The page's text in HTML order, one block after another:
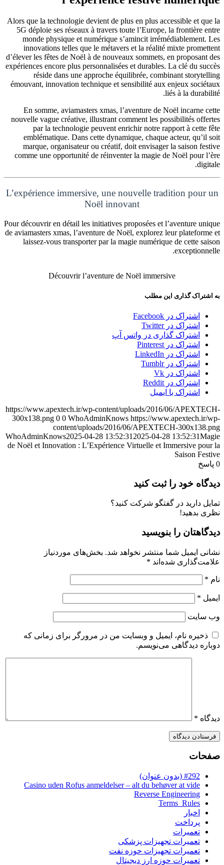
Alors que la technologie devient de plus en plus accessible et que la
5G déploie ses réseaux à travers toute l’Europe, la frontière entre
monde physique et numérique s’amincit irrémédiablement. Les
innovations telles que le métavers et la réalité mixte promettent
d’élever les fêtes de Noël à de nouveaux sommets, en proposant des
expériences encore plus personnalisées et durables. La clé du succès
réside dans une approche équilibrée, combinant storytelling
émouvant, innovation technique et sensibilité aux enjeux sociétaux
liés à la durabilité.
En somme, aviamasters xmas, l’aventure de Noël incarne cette
nouvelle vague créative, illustrant comment les possibilités offertes
par la technologie peuvent enrichir notre rapport à cette fête
emblématique. Dans cette dynamique, chaque acteur, qu’il soit
marque, organisateur ou créatif, doit envisager la saison festive
comme une opportunité de réinventer la magie de Noël pour l’ère
digitale.
L’expérience immersive, une nouvelle tradition pour un
Noël innovant
Pour découvrir en détail les initiatives proposées et l’aventure unique
de aviamasters xmas, l’aventure de Noël, explorez leur plateforme et
laissez-vous transporter par la magie numérique de cette saison
exceptionnelle.
Découvrir l’aventure de Noël immersive
به اشتراک گذاری این مطلب
اشتراک در Facebook
اشتراک در Twitter
اشتراک گذاری در واتس آپ
اشتراک در Pinterest
اشتراک در LinkedIn
اشتراک در Tumblr
اشتراک در Vk
اشتراک در Reddit
اشتراک با ایمیل
https://www.apextech.ir/wp-content/uploads/2016/06/APEXTECH-
300x138.png 0 0 WhoAdminKnows https://www.apextech.ir/wp-
content/uploads/2016/06/APEXTECH-300x138.png
WhoAdminKnows2025-04-28 13:52:31 2025-04-28 13:52:31Magie
de Noël et Innovation : L’Expérience Virtuelle et Immersive pour la
Saison Festive
0 پاسخ
دیدگاه خود را ثبت کنید
تمایل دارید در گفتگو شرکت کنید؟
نظری بدهید!
دیدگاهتان را بنویسید
نشانی ایمیل شما منتشر نخواهد شد. بخش‌های موردنیاز
علامت‌گذاری شده‌اند *
نام *
ایمیل *
وب‌ سایت
ذخیره نام، ایمیل و وبسایت من در مرورگر برای زمانی که
دوباره دیدگاهی می‌نویسم.
دیدگاه *
صفحات
#292 (بدون عنوان)
Casino uden Rofus anmeldelser – alt du behøver at vide
Reverse Engineering
Terms_Rules
اخبار
پرداخت
تعمیرات
تعمیرات تجهیزات پزشکی
تعمیرات تجهیزات حوزه نفت
تعمیرات حوزه ارز دیجیتال